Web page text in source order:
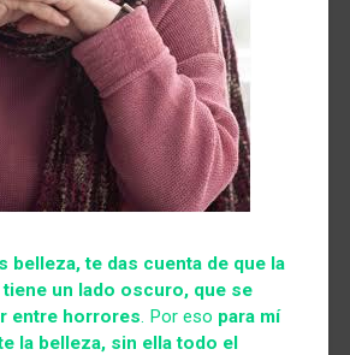
belleza, te das cuenta de que la
un lado oscuro, que se
entre horrores. Por eso para mí
la belleza, sin ella todo el